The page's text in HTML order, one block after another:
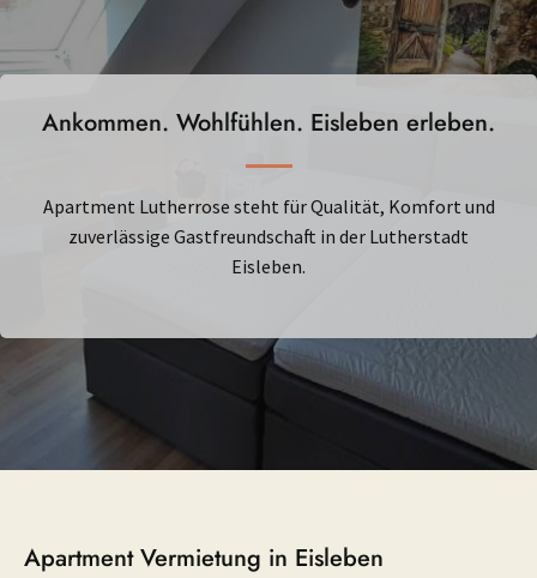
Ankommen. Wohlfühlen. Eisleben erleben.
Apartment Lutherrose steht für Qualität, Komfort und
zuverlässige Gastfreundschaft in der Lutherstadt
Eisleben.
Apartment Vermietung in Eisleben